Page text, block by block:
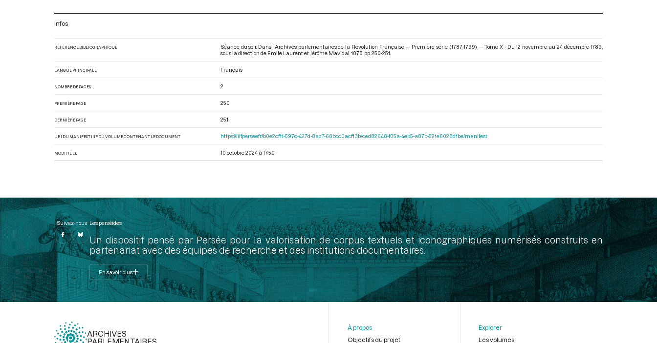
Infos
RÉFÉRENCE BIBLIOGRAPHIQUE Séance du soir. Dans : Archives parlementaires de la Révolution Française — Première série (1787-1799) — Tome X - Du 12 novembre au 24 décembre 1789
sous la direction de Emile Laurent et Jérôme Mavidal. 1878. pp. 250-251.
LANGUE PRINCIPALE Français
NOMBRE DE PAGES 2
PREMIÈRE PAGE 250
DERNIÈRE PAGE 251
URI DU MANIFEST IIIF DU VOLUME CONTENANT LE DOCUMENT https://iiif.persee.fr/b0e2cf11-597c-427d-8ac7-68bcc0acf13b/ced82648-f05a-4eb5-a87b-521e6028d1be/manifest
MODIFIÉ LE 10 octobre 2024 à 17:50
Suivez-nous Les perséides
Un dispositif pensé par Persée pour la valorisation de corpus textuels et iconographiques numérisés construits en
partenariat avec des équipes de recherche et des institutions documentaires.
En savoir plus
ARCHIVES
À propos
Objectifs du projet
Explorer
Les volumes